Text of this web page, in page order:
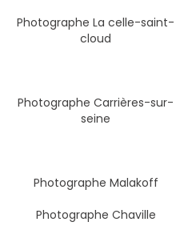
Photographe La celle-saint-
cloud
Photographe Carrières-sur-
seine
Photographe Malakoff
Photographe Chaville